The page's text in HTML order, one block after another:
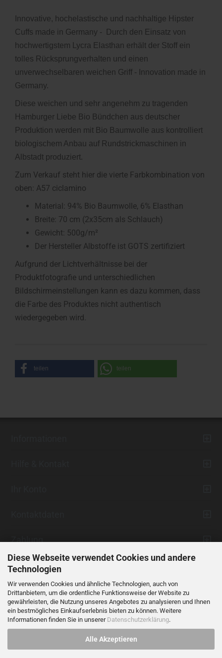
Diese Webseite verwendet Cookies und andere
Technologien
Wir verwenden Cookies und ähnliche Technologien, auch von
Drittanbietern, um die ordentliche Funktionsweise der Website zu
gewährleisten, die Nutzung unseres Angebotes zu analysieren und Ihnen
ein bestmögliches Einkaufserlebnis bieten zu können. Weitere
Informationen finden Sie in unserer Datenschutzerklärung.
Alle Akzeptieren
Innovative, hochelastische und nachhaltige Hipster
Cuffs made in Germany - Durch den Einsatz von
hochwertigstem Lycra Elasthan erhält der Stoff ein
tolles Rücksprungverhalten und einen
unverwechselbaren weichen Griff - Innovation made in
Germany.
Diese weichen und sehr angenehm zu tragenden
Hamburger Liebe Bio Bündchen aus deutscher
Produktion werden mit Bio Baumwolle aus kontrolliert
biologischem Anbau auf Rundstrickmaschinen in
Albstadt produziert.
Zum Verkauf steht hier die vierte Farbkombination von
oben: A57 ciclamino
Material: 94% Bio Baumwolle, 6% Elasthan
Breite: 70 cm (2x35cm als Schlauch)
Gewicht: 500g/m²
Der Hersteller Albstoffe ist GOTS zertifiziert
Aufgrund der Lichtverhältnisse bei der
Produktfotografie und unterschiedlichen
Bildschirmeinstellungen kann es dazu kommen, dass
die Farbe des Produktes nicht authentisch
wiedergegeben wird.
teilen teilen
Zahlung
Vertrag widerrufen